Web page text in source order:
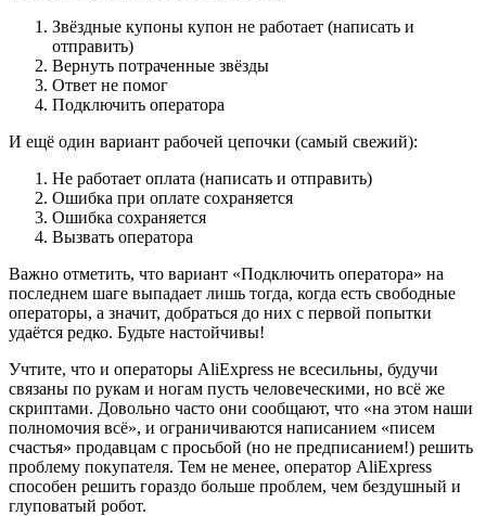
Звёздные купоны купон не работает (написать и
отправить)
Вернуть потраченные звёзды
Ответ не помог
Подключить оператора
И ещё один вариант рабочей цепочки (самый свежий):
Не работает оплата (написать и отправить)
Ошибка при оплате сохраняется
Ошибка сохраняется
Вызвать оператора
Важно отметить, что вариант «Подключить оператора» на
последнем шаге выпадает лишь тогда, когда есть свободные
операторы, а значит, добраться до них с первой попытки
удаётся редко. Будьте настойчивы!
Учтите, что и операторы AliExpress не всесильны, будучи
связаны по рукам и ногам пусть человеческими, но всё же
скриптами. Довольно часто они сообщают, что «на этом наши
полномочия всё», и ограничиваются написанием «писем
счастья» продавцам с просьбой (но не предписанием!) решить
проблему покупателя. Тем не менее, оператор AliExpress
способен решить гораздо больше проблем, чем бездушный и
глуповатый робот.